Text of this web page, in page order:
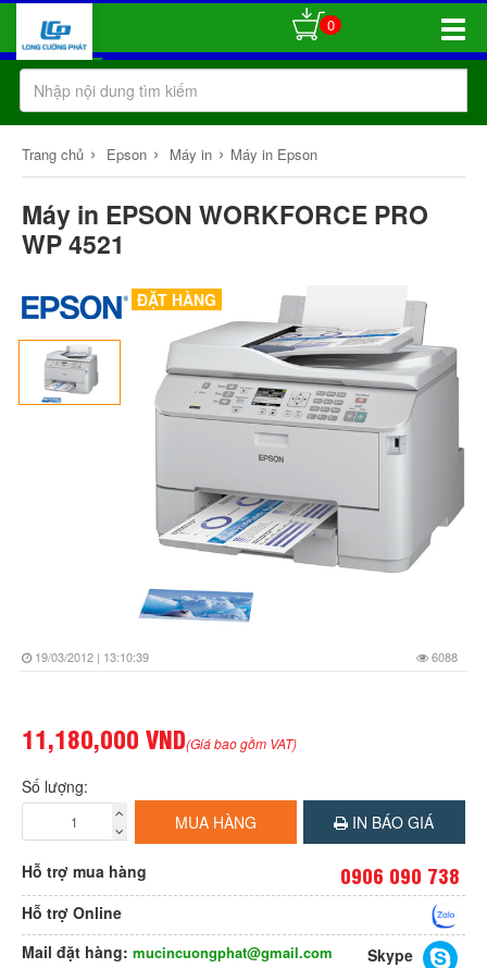
Toggle
0
Trang chủ › Epson › Máy in › Máy in Epson
Máy in EPSON WORKFORCE PRO
WP 4521
ĐẶT HÀNG
19/03/2012 | 13:10:39 6088
11,180,000 VND(Giá bao gồm VAT)
Số lượng:
MUA HÀNG
IN BÁO GIÁ
Hỗ trợ mua hàng 0906 090 738
Hỗ trợ Online
Mail đặt hàng: mucincuongphat@gmail.com
Skype